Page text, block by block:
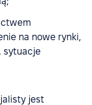
na nowe rynki,
sytuacje
jest